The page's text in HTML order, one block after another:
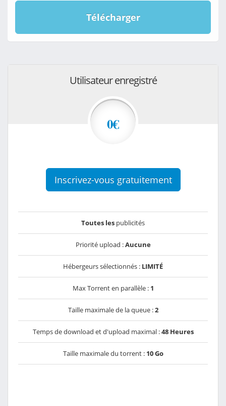
Télécharger
Utilisateur enregistré
0€
Inscrivez-vous gratuitement
Toutes les publicités
Priorité upload :Aucune
Hébergeurs sélectionnés : LIMITÉ
Max Torrent en parallèle : 1
Taille maximale de la queue :2
Temps de download et d'upload maximal :48 Heures
Taille maximale du torrent : 10 Go